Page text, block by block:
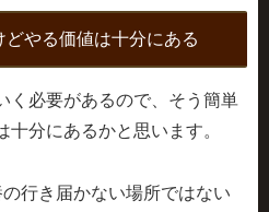
やる価値は十分にある
く必要があるので、そう簡単
分にあるかと思います。
行き届かない場所ではない